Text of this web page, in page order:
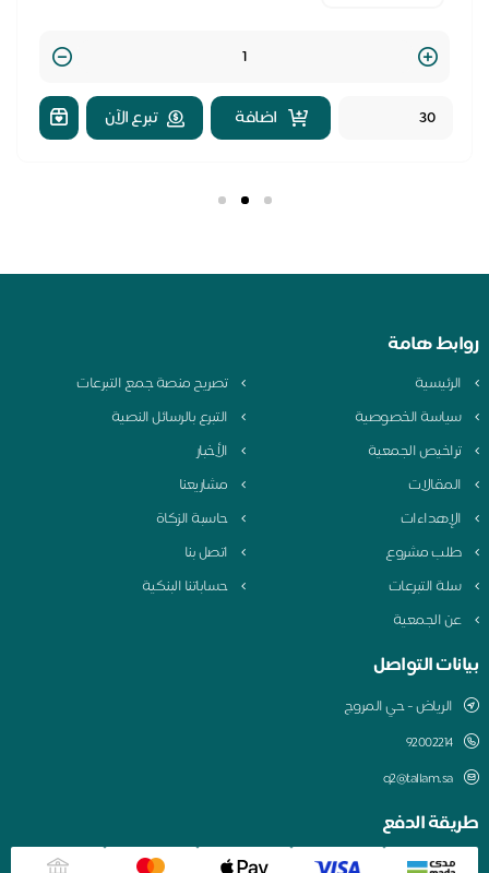
Quantity
اضافة
تبرع الآن
هامة
تصريح منصة جمع التبرعات
الخصوصية
التبرع بالرسائل النصية
الجمعية
الأخبار
مشاريعنا
حاسبة الزكاة
مشروع
اتصل بنا
التبرعات
حساباتنا البنكية
الجمعية
التواصل
الرياض - حي المروج
q2@tallam.sa
الدفع